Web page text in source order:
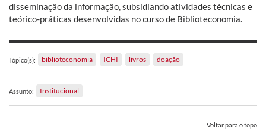
disseminação da informação, subsidiando atividades técnicas e
teórico-práticas desenvolvidas no curso de Biblioteconomia.
Tópico(s): biblioteconomia ICHI livros doação
Assunto: Institucional
Voltar para o topo